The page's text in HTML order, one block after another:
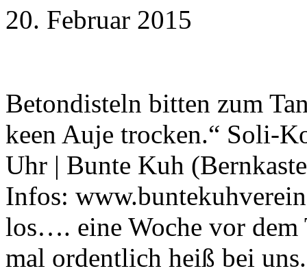
20. Februar 2015
Betondisteln bitten zum
keen Auje trocken.“ Soli-
Uhr | Bunte Kuh
Infos:
los…. eine Woche vor dem
mal ordentlich heiß bei